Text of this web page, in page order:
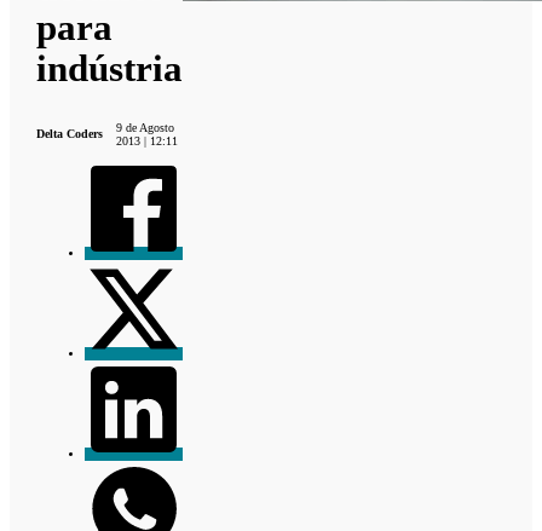
para
indústria
Delta Coders
9 de Agosto
2013 | 12:11